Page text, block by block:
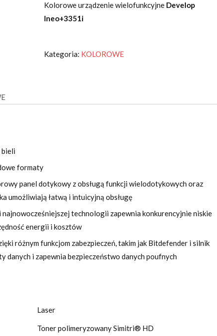
Kolorowe urządzenie wielofunkcyjne Develop
Ineo+3351i
Kategoria: KOLOROWE
bieli
formaty
panel dotykowy z obsługą funkcji wielodotykowych oraz
umożliwiają łatwą i intuicyjną obsługę
technologii zapewnia konkurencyjnie niskie
energii i kosztów
różnym funkcjom zabezpieczeń, takim jak Bitdefender i silnik
danych i zapewnia bezpieczeństwo danych poufnych
Laser
Toner polimeryzowany Simitri® HD